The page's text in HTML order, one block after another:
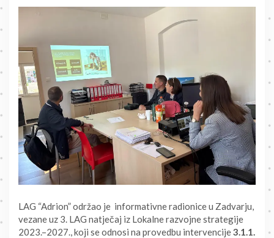
LAG “Adrion” održao je informativne radionice u Zadvarju,
vezane uz 3. LAG natječaj iz Lokalne razvojne strategije
2023.–2027., koji se odnosi na provedbu intervencije3.1.1.